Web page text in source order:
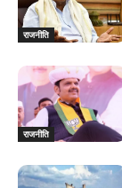
राजनीति
राजनीति